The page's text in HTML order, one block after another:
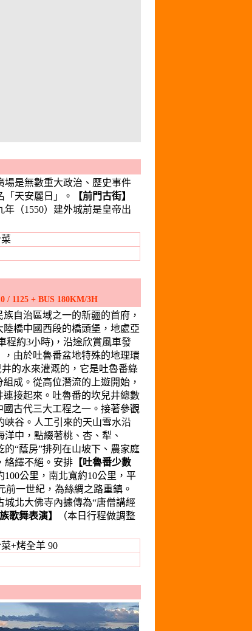
場是無數重大政治、歷史事件
天安麗日」。
【前門古街】
（1550）建外城前是皇帝出
3H
族自治區域之一的新疆的首府，
橋中國西段的橋頭堡，地處亞
程約3小時)，沿途欣賞風車發
，由於吐魯番盆地特殊的地理環
的水來灌溉的，它是吐魯番綠
成。從高位潛流的上遊開始，
接起來。吐魯番的坎兒井總數
古代三大工程之一。接著參觀
峽谷。人工引來的天山雪水沿
中，點綴著桃、杏、犁、
“蔭房”排列在山坡下、農家庭
絡繹不絕。安排【吐魯番少數
公里，南北寬約10公里，平
一世紀，為絲綢之路重鎮。
北大佛寺內據傳為“唐僧講經
歌舞表演】
（本日行程做調整
+烤全羊 90